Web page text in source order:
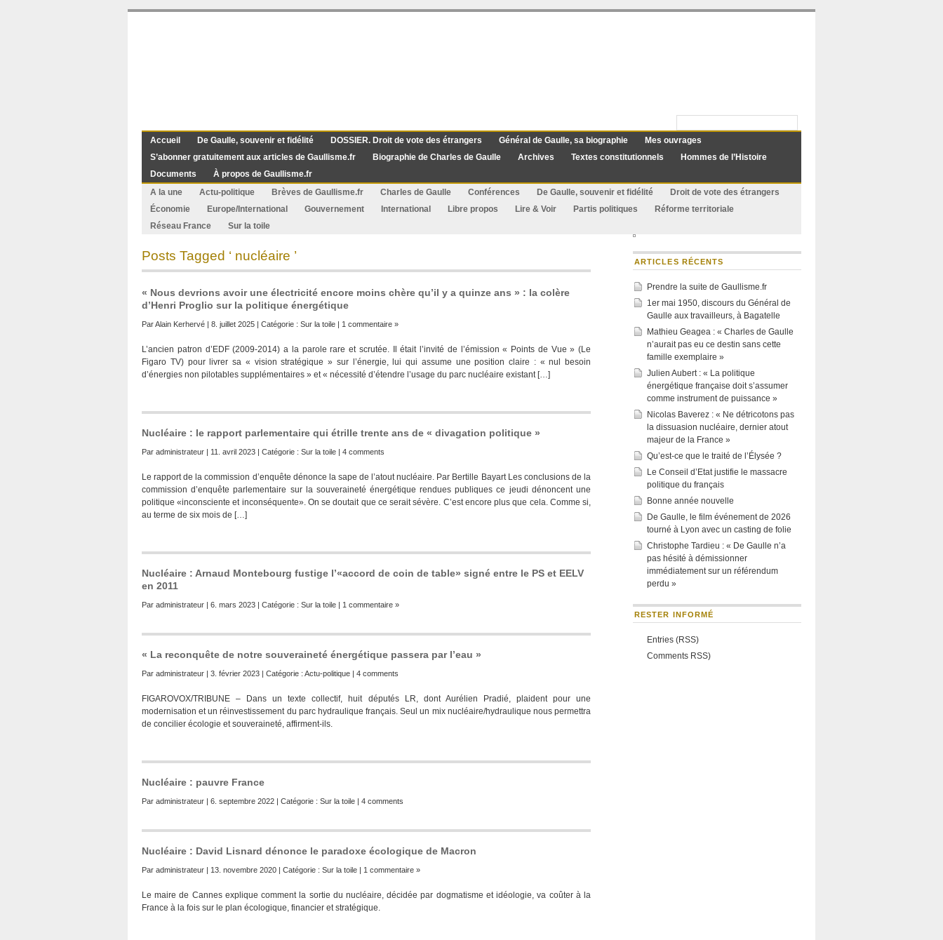
Accueil De Gaulle, souvenir et fidélité DOSSIER. Droit de vote des étrangers Général de Gaulle, sa biographie
Mes ouvrages
S’abonner gratuitement aux articles de Gaullisme.fr
Biographie de Charles de Gaulle Archives Textes constitutionnels
Hommes de l’Histoire
Documents
À propos de Gaullisme.fr
A la une
Actu-politique Brèves de Gaullisme.fr Charles de Gaulle Conférences De Gaulle, souvenir et fidélité
Droit de vote des étrangers
Économie
Europe/International Gouvernement International Libre propos Lire & Voir Partis politiques
Réforme territoriale
Réseau France
Sur la toile
Posts Tagged ‘ nucléaire ’
« Nous devrions avoir une électricité encore moins chère qu’il y a quinze ans » : la colère
d’Henri Proglio sur la politique énergétique
ParAlain Kerhervé | 8. juillet 2025 | Catégorie : Sur la toile | 1 commentaire »
L’ancien patron d’EDF (2009-2014) a la parole rare et scrutée. Il était l’invité de l’émission « Points de Vue » (Le
Figaro TV) pour livrer sa « vision stratégique » sur l’énergie, lui qui assume une position claire : « nul besoin
d’énergies non pilotables supplémentaires » et « nécessité d’étendre l’usage du parc nucléaire existant […]
Nucléaire : le rapport parlementaire qui étrille trente ans de « divagation politique »
Par administrateur | 11. avril 2023 | Catégorie : Sur la toile | 4 comments
Le rapport de la commission d’enquête dénonce la sape de l’atout nucléaire. Par Bertille Bayart Les conclusions de la
commission d’enquête parlementaire sur la souveraineté énergétique rendues publiques ce jeudi dénoncent une
politique «inconsciente et inconséquente». On se doutait que ce serait sévère. C’est encore plus que cela. Comme si,
au terme de six mois de […]
Nucléaire : Arnaud Montebourg fustige l’«accord de coin de table» signé entre le PS et EELV
en 2011
Par administrateur | 6. mars 2023 | Catégorie : Sur la toile | 1 commentaire »
« La reconquête de notre souveraineté énergétique passera par l’eau »
Par administrateur | 3. février 2023 | Catégorie : Actu-politique | 4 comments
FIGAROVOX/TRIBUNE – Dans un texte collectif, huit députés LR, dont Aurélien Pradié, plaident pour une
modernisation et un réinvestissement du parc hydraulique français. Seul un mix nucléaire/hydraulique nous permettra
de concilier écologie et souveraineté, affirment-ils.
Nucléaire : pauvre France
Par administrateur | 6. septembre 2022 | Catégorie : Sur la toile | 4 comments
Nucléaire : David Lisnard dénonce le paradoxe écologique de Macron
Par administrateur | 13. novembre 2020 | Catégorie : Sur la toile | 1 commentaire »
Le maire de Cannes explique comment la sortie du nucléaire, décidée par dogmatisme et idéologie, va coûter à la
France à la fois sur le plan écologique, financier et stratégique.
ARTICLES RÉCENTS
Prendre la suite de Gaullisme.fr
1er mai 1950, discours du Général de
Gaulle aux travailleurs, à Bagatelle
Mathieu Geagea : « Charles de Gaulle
n’aurait pas eu ce destin sans cette
famille exemplaire »
Julien Aubert : « La politique
énergétique française doit s’assumer
comme instrument de puissance »
Nicolas Baverez : « Ne détricotons pas
la dissuasion nucléaire, dernier atout
majeur de la France »
Qu’est-ce que le traité de l’Élysée ?
Le Conseil d’Etat justifie le massacre
politique du français
Bonne année nouvelle
De Gaulle, le film événement de 2026
tourné à Lyon avec un casting de folie
Christophe Tardieu : « De Gaulle n’a
pas hésité à démissionner
immédiatement sur un référendum
perdu »
RESTER INFORMÉ
Entries (RSS)
Comments RSS)